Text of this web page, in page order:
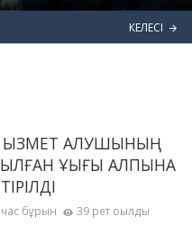
КЕЛЕСІ
ҚЫЗМЕТ АЛУШЫНЫҢ
ҚҰҚЫҒЫ ҚАЛПЫНА
бұрын 39 рет оқылды